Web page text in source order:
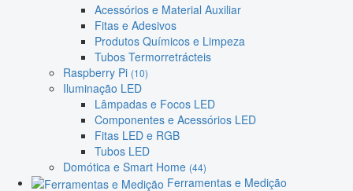
Acessórios e Material Auxiliar
Fitas e Adesivos
Produtos Químicos e Limpeza
Tubos Termorretrácteis
Raspberry Pi (10)
Iluminação LED
Lâmpadas e Focos LED
Componentes e Acessórios LED
Fitas LED e RGB
Tubos LED
Domótica e Smart Home (44)
Ferramentas e Medição